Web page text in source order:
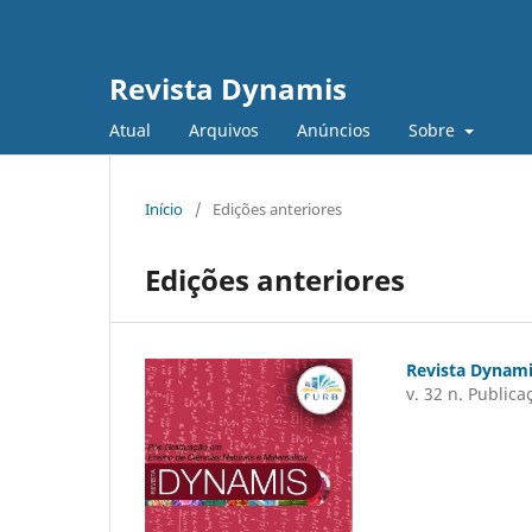
Revista Dynamis
Atual Arquivos Anúncios Sobre
Início / Edições anteriores
Edições anteriores
Revista
v. 32 n.